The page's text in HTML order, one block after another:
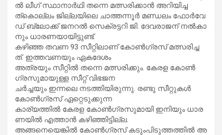
ൽ ലീ​​​ഗ് സ്ഥാ​​​നാ​​​ർ​​​ഥി ത​​​ന്നെ മ​​​ത്സ​​​രി​​​ക്കാ​​​ൻ അ​​​റി​​​യി​​​ച്ച​​​
ത്കൊ​​​ല്ലം ജി​​​ല്ല​​​യി​​​ലെ ചാ​​​ത്ത​​​ന്നൂ​​​ർ മ​​​ണ്ഡ​​​ലം ഫോ​​​ർ​​​വേ​​​
ഡ് ബ്ലോ​​​ക്ക് ജ​​​ന​​​റ​​​ൽ സെ​​​ക്ര​​​ട്ട​​​റി ജി. ​​​ദേ​​​വ​​​രാ​​​ജ​​​ന് ന​​​ൽ​​​കാ​​​
നും ധാ​​​ര​​​ണ​​​യാ​​​യി​​​ട്ടു​​​ണ്ട്.
ക​​​ഴി​​​ഞ്ഞ ത​​​വ​​​ണ 93 സീ​​​റ്റി​​​ലാ​​​ണ് കോ​​​ണ്‍​ഗ്ര​​​സ് മ​​​ത്സ​​​രി​​​ച്ച​​​
ത്. ഇ​​​ത്ത​​​വ​​​ണ​​​യും ഏ​​​ക​​​ദേ​​​ശം
അ​​​ത്ര​​​യും സീ​​​റ്റി​​​ൽ ത​​​ന്നെ മ​​​ത്സ​​​രി​​​ക്കും. കേ​​​ര​​​ള കോ​​​ണ്‍​
ഗ്ര​​​സു​​​മാ​​​യു​​​ള്ള സീ​​​റ്റ് വി​​​ഭ​​​ജ​​​ന
ച​​​ർ​​​ച്ച​​​യും ഇ​​​ന്ന​​​ലെ ന​​​ട​​​ത്തി​​​യി​​​രു​​​ന്നു. ര​​​ണ്ടു സീ​​​റ്റു​​​ക​​​ൾ
കോ​​​ണ്‍​ഗ്ര​​​സ് ഏ​​​റ്റെ​​​ടു​​​ക്കു​​​ന്ന
കാ​​​ര്യ​​​ത്തി​​​ൽ കേ​​​ര​​​ള കോ​​​ണ്‍​ഗ്ര​​​സു​​​മാ​​​യി ഇ​​​നി​​​യും ധാ​​​ര​​​
ണ​​​യി​​​ൽ എ​​​ത്താ​​​ൻ ക​​​ഴി​​​ഞ്ഞി​​​ട്ടി​​​ല്ല.
അ​​​ങ്ങ​​​നെ​​​യെ​​​ങ്കി​​​ൽ കോ​​​ണ്‍​ഗ്ര​​​സ് ക​​​ടും​​​പി​​​ടു​​​ത്ത​​​ത്തി​​​ൽ അ​​​